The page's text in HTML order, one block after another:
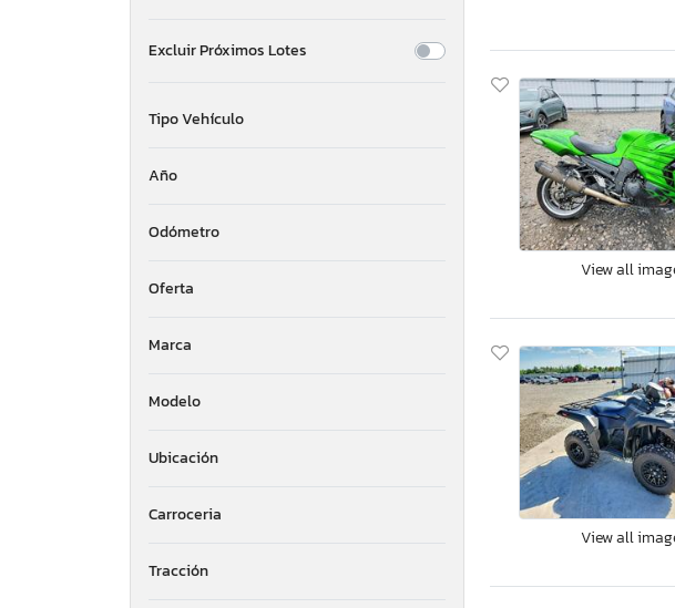
Excluir Próximos Lotes
Tipo Vehículo
Año
Odómetro
Oferta
Marca
Modelo
Ubicación
Carroceria
Tracción
View all
View all